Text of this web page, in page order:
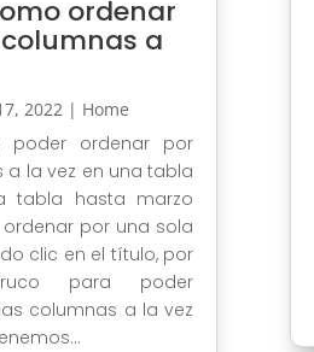
ordenar
a
2022| Home
poder ordenar por
a la vez en una tabla
tabla hasta marzo
por una sola
clic en el título, por
para poder
columnas a la vez